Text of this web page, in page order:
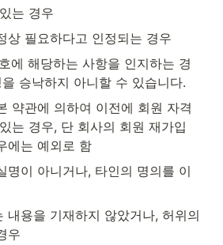
는 경우
상 필요하다고 인정되는 경우
해당하는 사항을 인지하는 경
승낙하지 아니할 수 있습니다.
약관에 의하여 이전에 회원 자격
는 경우, 단 회사의 회원 재가입
에는 예외로 함
명이 아니거나, 타인의 명의를 이
내용을 기재하지 않았거나, 허위의
우